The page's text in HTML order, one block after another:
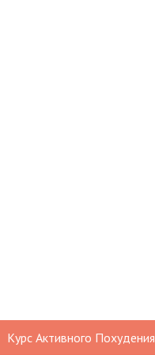
Курс Активного Похудения